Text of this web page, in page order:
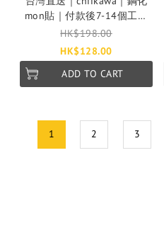
mon貼｜付款後7-14個工作
天發貨
HK$198.00
HK$128.00
ADD TO CART
1 2 3